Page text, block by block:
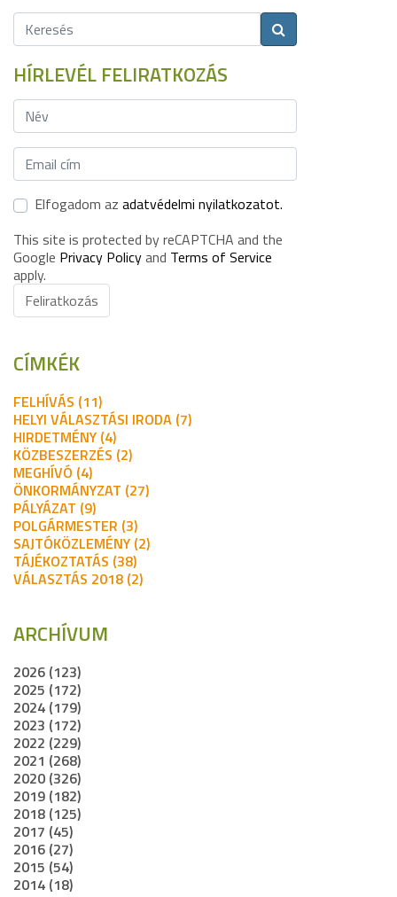
HÍRLEVÉL FELIRATKOZÁS
Elfogadom az adatvédelmi nyilatkozatot.
This site is protected by reCAPTCHA and the
Google Privacy Policyand Terms of Service
apply.
Feliratkozás
CÍMKÉK
FELHÍVÁS (11)
HELYI VÁLASZTÁSI IRODA (7)
HIRDETMÉNY (4)
KÖZBESZERZÉS (2)
MEGHÍVÓ (4)
ÖNKORMÁNYZAT (27)
PÁLYÁZAT (9)
POLGÁRMESTER (3)
SAJTÓKÖZLEMÉNY (2)
TÁJÉKOZTATÁS (38)
VÁLASZTÁS 2018 (2)
ARCHÍVUM
2026 (123)
2025 (172)
2024 (179)
2023 (172)
2022 (229)
2021 (268)
2020 (326)
2019 (182)
2018 (125)
2017 (45)
2016 (27)
2015 (54)
2014 (18)